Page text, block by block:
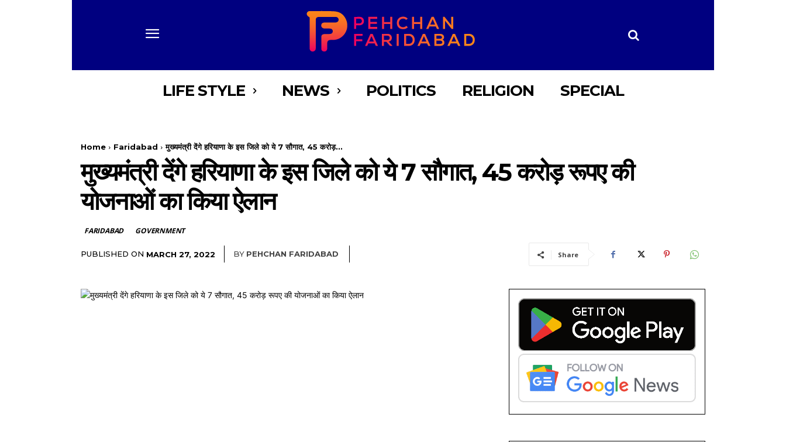
LIFE STYLE NEWS POLITICS RELIGION SPECIAL
Home Faridabad मुख्यमंत्री देंगे हरियाणा के इस जिले को ये 7 सौगात, 45 करोड़...
मुख्यमंत्री देंगे हरियाणा के इस जिले को ये 7 सौगात, 45 करोड़ रूपए की
योजनाओं का किया ऐलान
FARIDABAD GOVERNMENT
PUBLISHED ON MARCH 27, 2022 BY PEHCHAN FARIDABAD Share